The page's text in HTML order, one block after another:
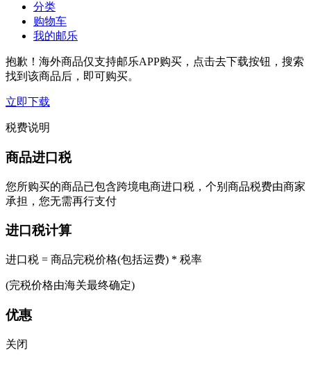
分类
购物车
我的邮乐
抱歉！海外商品仅支持邮乐APP购买，点击去下载按钮，搜索
找到该商品后，即可购买。
立即下载
税费说明
商品进口税
您所购买的商品已包含跨境电商进口税，个别商品税费由商家
承担，您无需再行支付
进口税计算
进口税 = 商品完税价格(包括运费) * 税率
(完税价格由海关最终确定)
优惠
关闭